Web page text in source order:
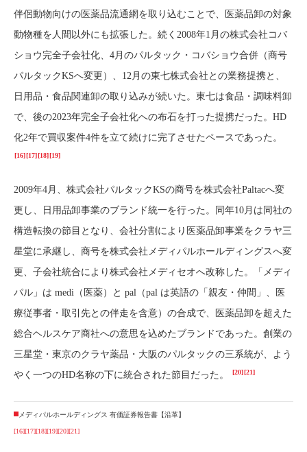
伴侶動物向けの医薬品流通網を取り込むことで、医薬品卸の対象
動物種を人間以外にも拡張した。続く2008年1月の株式会社コバ
ショウ完全子会社化、4月のパルタック・コバショウ合併（商号
パルタックKSへ変更）、12月の東七株式会社との業務提携と、
日用品・食品関連卸の取り込みが続いた。東七は食品・調味料卸
で、後の2023年完全子会社化への布石を打った提携だった。HD
化2年で買収案件4件を立て続けに完了させたペースであった。
[16][17][18][19]
2009年4月、株式会社パルタックKSの商号を株式会社Paltacへ変
更し、日用品卸事業のブランド統一を行った。同年10月は同社の
構造転換の節目となり、会社分割により医薬品卸事業をクラヤ三
星堂に承継し、商号を株式会社メディパルホールディングスへ変
更、子会社統合により株式会社メディセオへ改称した。「メディ
パル」は medi（医薬）と pal（pal は英語の「親友・仲間」、医
療従事者・取引先との伴走を含意）の合成で、医薬品卸を超えた
総合ヘルスケア商社への意思を込めたブランドであった。創業の
三星堂・東京のクラヤ薬品・大阪のパルタックの三系統が、よう
やく一つのHD名称の下に統合された節目だった。
[20][21]
メディパルホールディングス 有価証券報告書【沿革】
[16][17][18][19][20][21]